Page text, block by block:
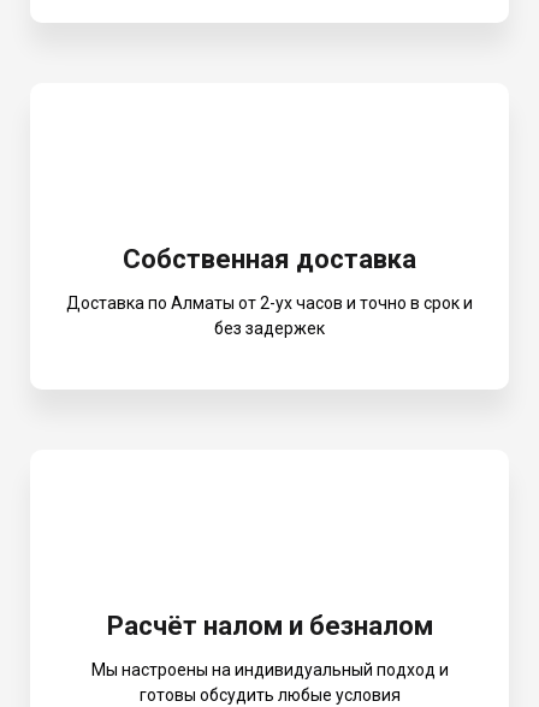
Собственная доставка
Доставка по Алматы от 2-ух часов и точно в срок и
без задержек
Расчёт налом и безналом
Мы настроены на индивидуальный подход и
готовы обсудить любые условия